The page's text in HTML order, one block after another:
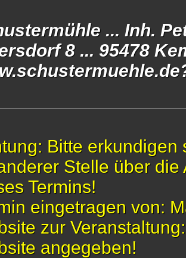
... Inh.
8 ... 95478
Bitte erkundigen
Stelle über die
Termins!
eingetragen von:
zur
angegeben!